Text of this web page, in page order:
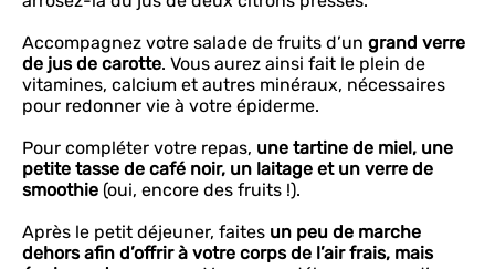
Accompagnez votre salade de fruits d’un grand verre
de jus de carotte. Vous aurez ainsi fait le plein de
vitamines, calcium et autres minéraux, nécessaires
pour redonner vie à votre épiderme.
Pour compléter votre repas, une tartine de miel, une
petite tasse de café noir, un laitage et un verre de
smoothie (oui, encore des fruits !).
Après le petit déjeuner, faites un peu de marche
dehors afin d’offrir à votre corps de l’air frais, mais